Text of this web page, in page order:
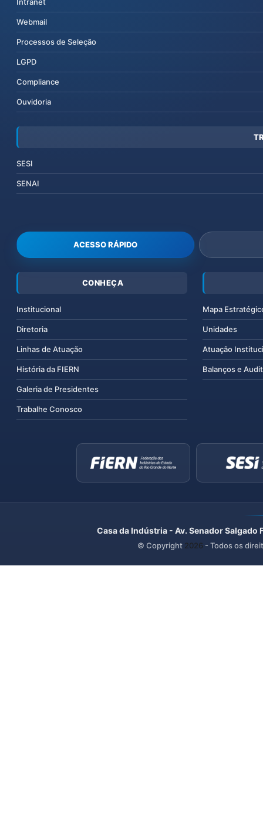
Webmail
Processos de Seleção
LGPD
Compliance
Ouvidoria
SESI
SENAI
ACESSO RÁPIDO
CONHEÇA
Institucional
Diretoria
Linhas de Atuação
História da FIERN
Galeria de Presidentes
Trabalhe Conosco
Mapa
Unidades
Atuação
Balanços e
Casa da Indústria - Av. Senador
© Copyright 2026 - Todos os